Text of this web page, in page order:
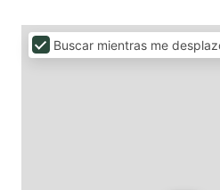
Buscar mientras me